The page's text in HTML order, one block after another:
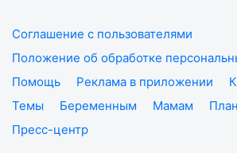
Соглашение с пользователями
Положение об обработке
Помощь
Реклама в приложении
Темы
Беременным Мамам
Пресс-центр